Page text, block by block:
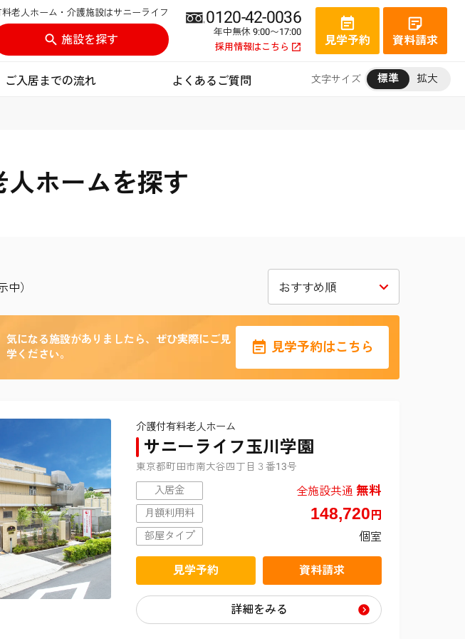
見学予約 資料請求
料老人ホーム・介護施設はサニーライフ
施設を探す
0120-42-0036
年中無休 9:00〜17:00
採用情報はこちら
文字サイズ 標準 拡大
ご入居までの流れ よくあるご質問
ホームを探す
中）
気になる施設がありましたら、ぜひ実際にご見
学ください。
見学予約はこちら
介護付有料老人ホーム
サニーライフ玉川学園
東京都町田市南大谷四丁目３番13号
入居金 全施設共通 無料
月額利用料 148,720 円
部屋タイプ 個室
見学予約 資料請求
詳細をみる